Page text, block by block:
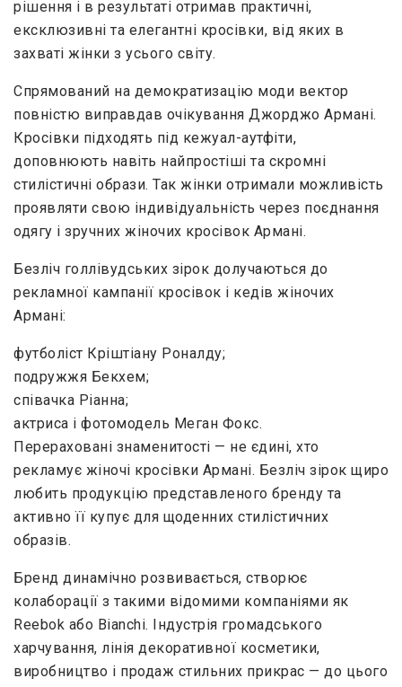
рішення і в результаті отримав практичні,
ексклюзивні та елегантні кросівки, від яких в
захваті жінки з усього світу.
Спрямований на демократизацію моди вектор
повністю виправдав очікування Джорджо Армані.
Кросівки підходять під кежуал-аутфіти,
доповнюють навіть найпростіші та скромні
стилістичні образи. Так жінки отримали можливість
проявляти свою індивідуальність через поєднання
одягу і зручних жіночих кросівок Армані.
Безліч голлівудських зірок долучаються до
рекламної кампанії кросівок і кедів жіночих
Армані:
футболіст Кріштіану Роналду;
подружжя Бекхем;
співачка Ріанна;
актриса і фотомодель Меган Фокс.
Перераховані знаменитості — не єдині, хто
рекламує жіночі кросівки Армані. Безліч зірок щиро
любить продукцію представленого бренду та
активно її купує для щоденних стилістичних
образів.
Бренд динамічно розвивається, створює
колаборації з такими відомими компаніями як
Reebok або Bianchi. Індустрія громадського
харчування, лінія декоративної косметики,
виробництво і продаж стильних прикрас — до цього